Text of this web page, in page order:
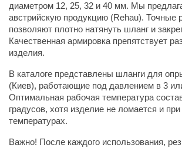
диаметром 12, 25, 32 и 40 мм. Мы
австрийскую продукцию (Rehau). Точные
позволяют плотно натянуть шланг и
Качественная армировка препятствует
изделия.
В каталоге представлены шланги для
(Киев), работающие под давлением в 3
Оптимальная рабочая температура
градусов, хотя изделие не ломается и
температурах.
Важно! После каждого использования,